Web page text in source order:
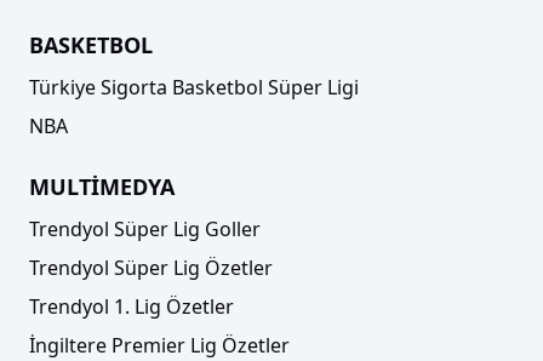
BASKETBOL
Türkiye Sigorta Basketbol Süper Ligi
NBA
MULTİMEDYA
Trendyol Süper Lig Goller
Trendyol Süper Lig Özetler
Trendyol 1. Lig Özetler
İngiltere Premier Lig Özetler